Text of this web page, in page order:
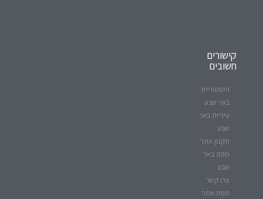
קישורים
חשובים
היסטוריית
באר שבע
עיריית באר
שבע
תקנון אתר
מפת באר
שבע
צרו קשר
מפת אתר